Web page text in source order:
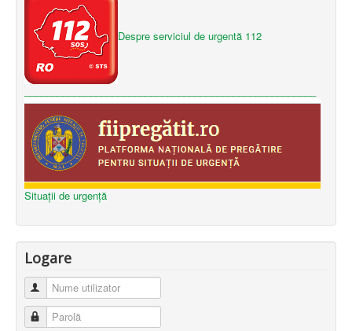
Despre serviciul de urgentă 112
Situații de urgență
Logare
Nume utilizator
Parolă